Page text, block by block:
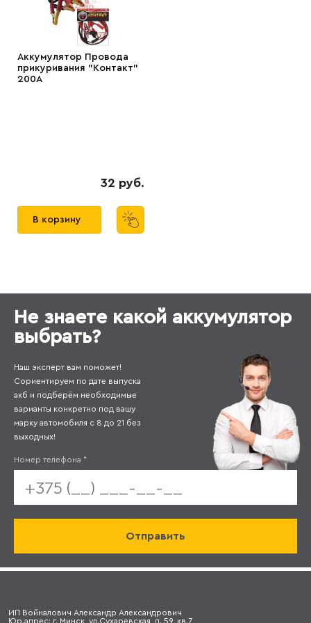
Аккумулятор Провода
прикуривания "Контакт"
200А
32 руб.
В корзину
Не знаете какой аккумулятор
выбрать?
Наш эксперт вам поможет!
Сориентируем по дате выпуска
акб и подберём необходимые
варианты конкретно под вашу
марку автомобиля с 8 до 21 без
выходных!
Номер телефона *
ИП Войналович Александр Александрович
Юр.адрес: г. Минск, ул.Сухаревская, д. 59, кв.7